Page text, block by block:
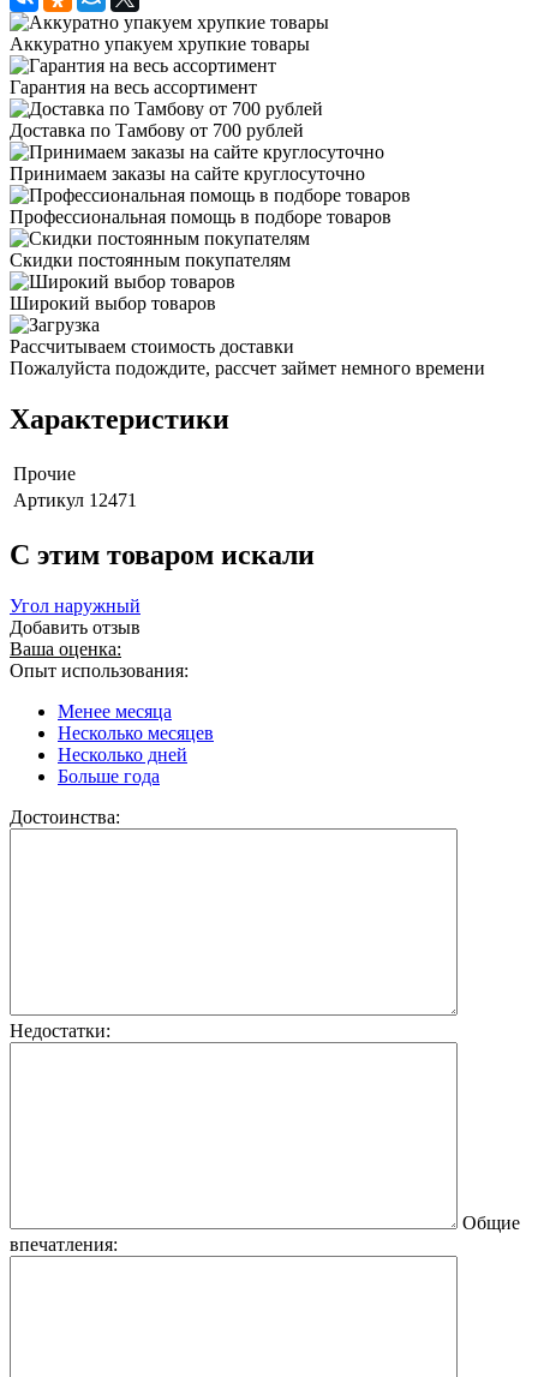
Аккуратно упакуем хрупкие товары
Гарантия на весь ассортимент
Доставка по Тамбову от 700 рублей
Принимаем заказы на сайте круглосуточно
Профессиональная помощь в подборе товаров
Скидки постоянным покупателям
Широкий выбор товаров
Рассчитываем стоимость доставки
Пожалуйста подождите, рассчет займет немного времени
Характеристики
Прочие
Артикул 12471
C этим товаром искали
Угол наружный
Добавить отзыв
Ваша оценка:
Опыт использования:
Менее месяца
Несколько месяцев
Несколько дней
Больше года
Достоинства:
Недостатки:
Общие
впечатления: